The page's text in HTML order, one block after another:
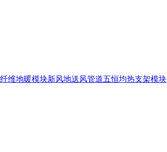
维地暖模块新风地送风管道五恒均热支架模块